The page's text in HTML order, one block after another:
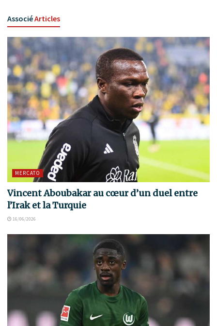
AssociéArticles
MERCATO
Vincent Aboubakar au cœur d’un duel entre
l’Irak et la Turquie
16/06/2026